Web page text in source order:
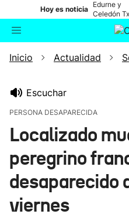
Hoy es noticia
Edurne y
Celedón
en directo
Buscador
Inicio Actualidad
Escuchar
PERSONA DESAPARECIDA
Localizado
peregrino
desaparecido
viernes